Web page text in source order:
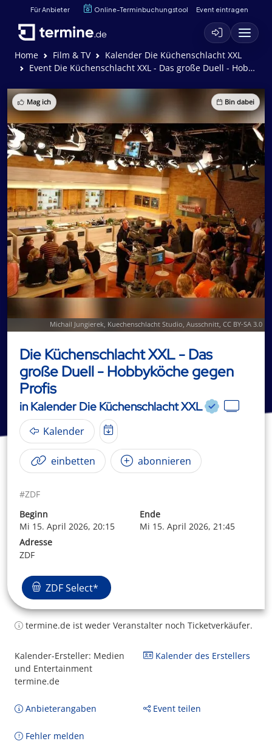
Für Anbieter Online-Terminbuchungstool Event eintragen
Home Film & TV
Kalender Die Küchenschlacht XXL
Event Die Küchenschlacht XXL - Das große Duell - Hobbyköche gegen Profis
Mag ich Bin dabei
Michail Jungierek, Kuechenschlacht Studio, Ausschnitt, CC BY-SA 3.0
Die Küchenschlacht XXL - Das
große Duell - Hobbyköche gegen
Profis
in Kalender Die Küchenschlacht XXL
Kalender
einbetten abonnieren
#ZDF
Beginn
Mi 15. April 2026, 20:15
Ende
Mi 15. April 2026, 21:45
Adresse
ZDF
ZDF Select*
termine.de ist weder Veranstalter noch Ticketverkäufer.
Kalender-Ersteller: Medien
und Entertainment
termine.de
Kalender des Erstellers
Anbieterangaben Event teilen
Fehler melden